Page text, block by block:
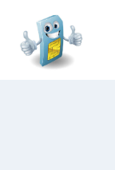
Inhalt
springen